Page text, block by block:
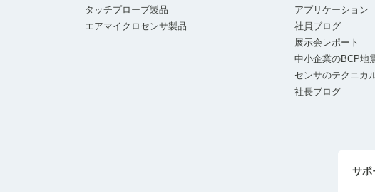
タッチプローブ製品
エアマイクロセンサ製品
アプリケーション
社員ブログ
展示会レポート
中小企業のBCP地
センサのテクニカ
社長ブログ
サポ